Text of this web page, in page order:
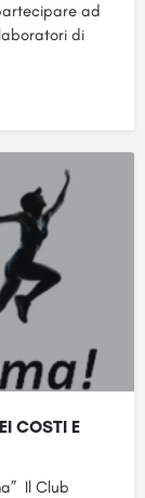
ad
di
COSTI E
Il Club